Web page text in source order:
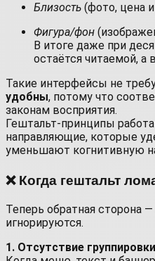
Близость (фото, цена
Фигура/фон
В итоге даже при
остаётся читаемой, а
Такие интерфейсы не
удобны, потому что
законам восприятия.
Гештальт-принципы
направляющие, которые
уменьшают когнитивную
❌ Когда гештальт
Теперь обратная сторона
игнорируются.
1. Отсутствие группировки